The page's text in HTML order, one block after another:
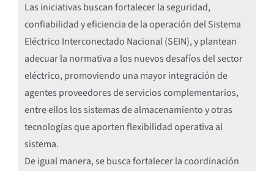
Las iniciativas buscan fortalecer la seguridad,
confiabilidad y eficiencia de la operación del Sistema
Eléctrico Interconectado Nacional (SEIN), y plantean
adecuar la normativa a los nuevos desafíos del sector
eléctrico, promoviendo una mayor integración de
agentes proveedores de servicios complementarios,
entre ellos los sistemas de almacenamiento y otras
tecnologías que aporten flexibilidad operativa al
sistema.
De igual manera, se busca fortalecer la coordinación